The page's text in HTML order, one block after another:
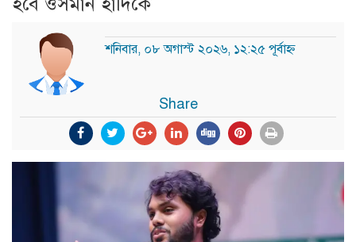
শনিবার, ০৮ অগাস্ট ২০২৬, ১২:২৫ পূর্বাহ্ন
Share